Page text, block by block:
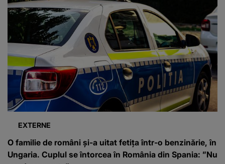
EXTERNE
O familie de români și-a uitat fetița într-o benzinărie, în
Ungaria. Cuplul se întorcea în România din Spania: ”Nu